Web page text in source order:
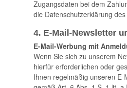
Zugangsdaten bei dem
die Datenschutzerklärung
4. E-Mail-Newsletter
E-Mail-Werbung mit
Wenn Sie sich zu unserem
hierfür erforderlichen oder
Ihnen regelmäßig unseren